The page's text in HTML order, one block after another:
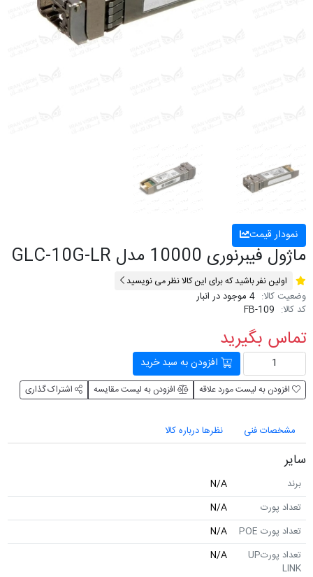
نمودار قیمت
ماژول فیبرنوری 10000 مدل GLC-10G-LR
اولین نفر باشید که برای این کالا نظر می نویسید
وضعیت کالا: 4 موجود در انبار
کد کالا: FB-109
تماس بگیرید
افزودن به سبد خرید
افزودن به لیست مورد علاقه افزودن به لیست مقایسه اشتراک گذاری
مشخصات فنی نظرها درباره کالا
سایر
برند
N/A
تعداد پورت
N/A
تعداد پورت POE
N/A
تعداد پورتUP
LINK
N/A